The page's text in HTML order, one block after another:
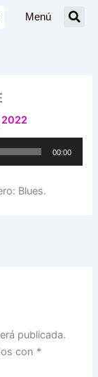
Menú
2022
00:00
Blues.
publicada.
con *